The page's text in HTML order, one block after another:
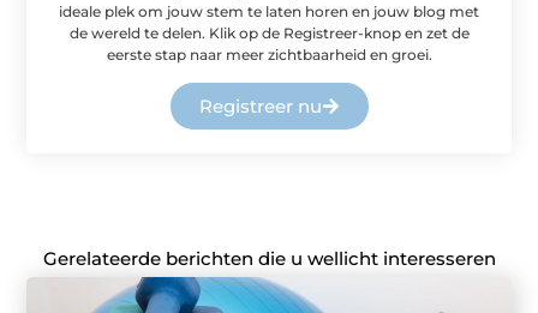
ideale plek om jouw stem te laten horen en jouw blog met
de wereld te delen. Klik op de Registreer-knop en zet de
eerste stap naar meer zichtbaarheid en groei.
Registreer nu
Gerelateerde berichten die u wellicht interesseren